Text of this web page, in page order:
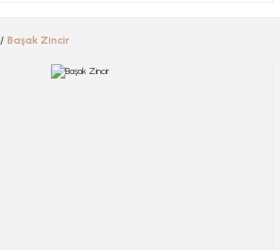
Başak Zincir